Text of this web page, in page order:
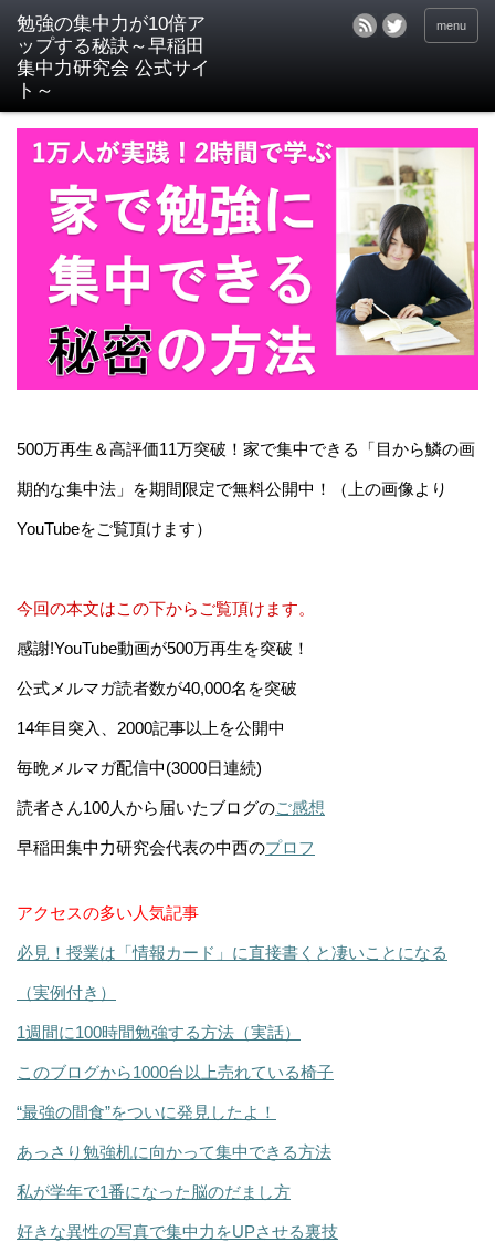
menu
500万再生＆高評価11万突破！家で集中できる「目から鱗の画
期的な集中法」を期間限定で無料公開中！（上の画像より
YouTubeをご覧頂けます）
今回の本文はこの下からご覧頂けます。
感謝!YouTube動画が500万再生を突破！
公式メルマガ読者数が40,000名を突破
14年目突入、2000記事以上を公開中
毎晩メルマガ配信中(3000日連続)
読者さん100人から届いたブログのご感想
早稲田集中力研究会代表の中西のプロフ
アクセスの多い人気記事
必見！授業は「情報カード」に直接書くと凄いことになる
（実例付き）
1週間に100時間勉強する方法（実話）
このブログから1000台以上売れている椅子
“最強の間食”をついに発見したよ！
あっさり勉強机に向かって集中できる方法
私が学年で1番になった脳のだまし方
好きな異性の写真で集中力をUPさせる裏技